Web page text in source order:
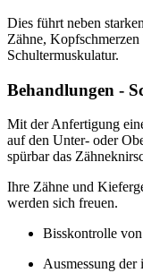
Dies führt neben
Zähne,
Schultermuskulatur.
Behandlungen -
Mit der Anfertigung
auf den Unter- oder
spürbar das
Ihre Zähne und
werden sich freuen.
Bisskontrolle
Ausmessung